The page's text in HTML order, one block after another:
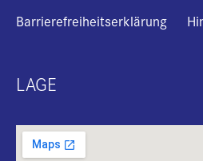
Barrierefreiheitserklärung
LAGE